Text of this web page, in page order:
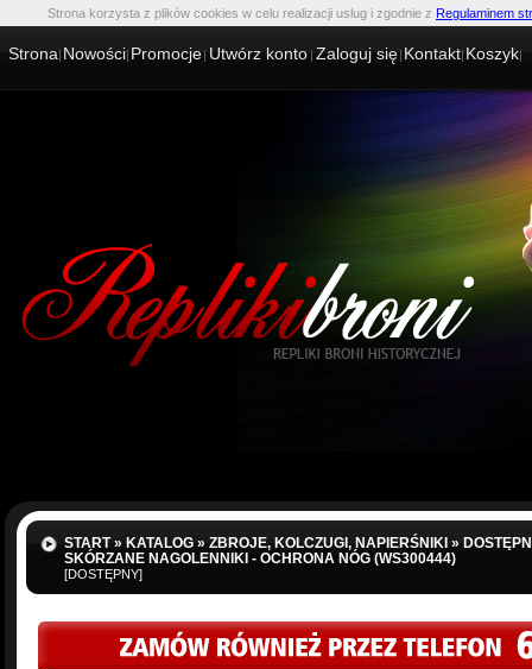
Strona korzysta z plików cookies w celu realizacji uslug i zgodnie z Regulaminem
Strona Nowości Promocje Utwórz konto Zaloguj się Kontakt Koszyk
START» KATALOG » ZBROJE, KOLCZUGI, NAPIERŚNIKI »
SKÓRZANE NAGOLENNIKI - OCHRONA NÓG (WS300444)
[DOSTĘPNY]